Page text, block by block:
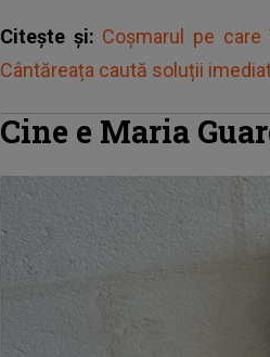
Citește și: Coșmarul pe
Cântăreața caută soluții
Cine e Maria